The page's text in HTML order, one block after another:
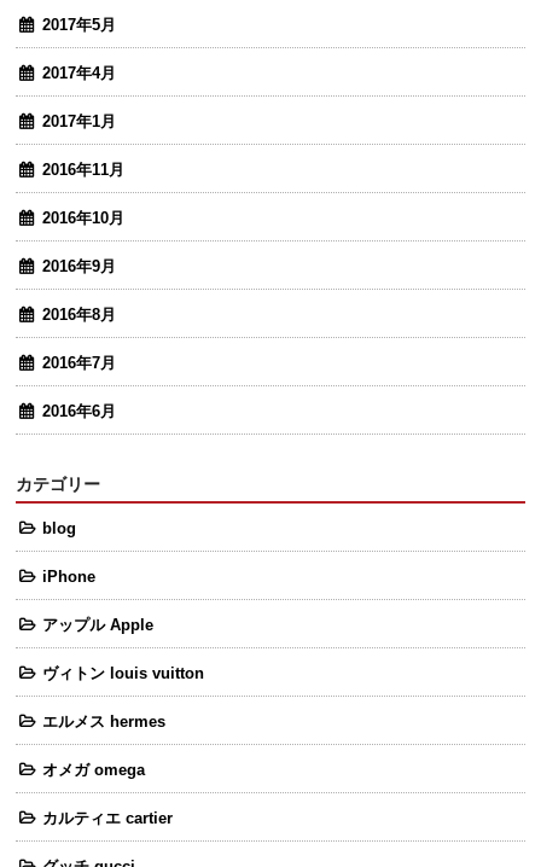
2017年5月
2017年4月
2017年1月
2016年11月
2016年10月
2016年9月
2016年8月
2016年7月
2016年6月
カテゴリー
blog
iPhone
アップル Apple
ヴィトン louis vuitton
エルメス hermes
オメガ omega
カルティエ cartier